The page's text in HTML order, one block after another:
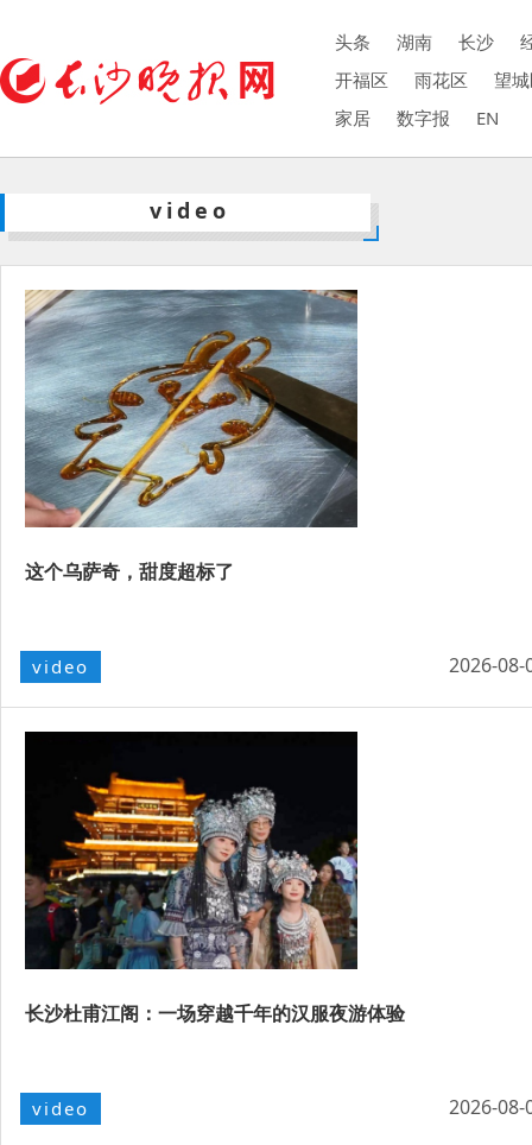
头条 湖南 长沙
开福区
雨花区
望
家居
数字报 EN
video
这个乌萨奇，甜度超标了
video 2026-08-
长沙杜甫江阁：一场穿越千年的汉服夜游体验
video 2026-08-